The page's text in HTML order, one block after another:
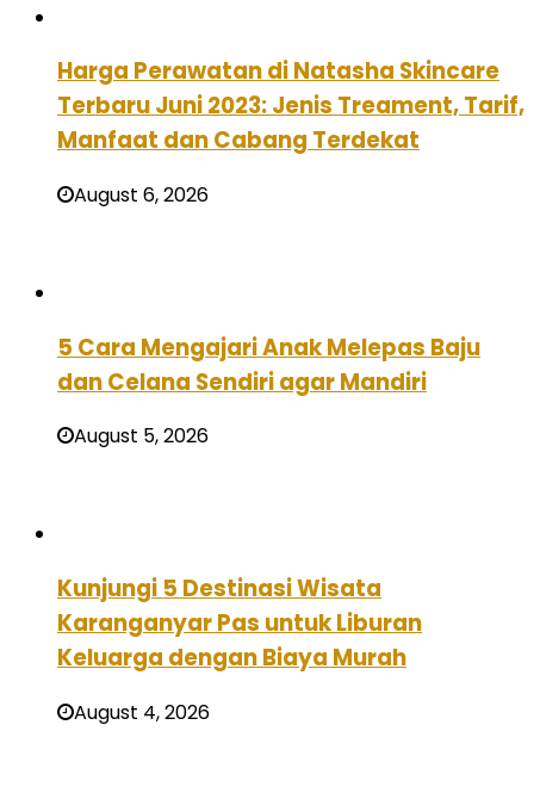
Harga Perawatan di Natasha Skincare
Terbaru Juni 2023: Jenis Treament, Tarif,
Manfaat dan Cabang Terdekat
August 6, 2026
5 Cara Mengajari Anak Melepas Baju
dan Celana Sendiri agar Mandiri
August 5, 2026
Kunjungi 5 Destinasi Wisata
Karanganyar Pas untuk Liburan
Keluarga dengan Biaya Murah
August 4, 2026